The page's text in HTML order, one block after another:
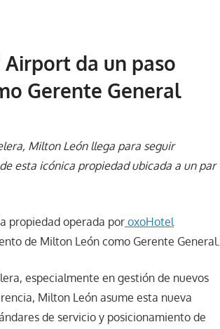
da un paso
Gerente General
Milton León llega para seguir
esta icónica propiedad ubicada a un par
propiedad operada por oxoHotel
de Milton León como Gerente General.
especialmente en gestión de nuevos
Milton León asume esta nueva
de servicio y posicionamiento de